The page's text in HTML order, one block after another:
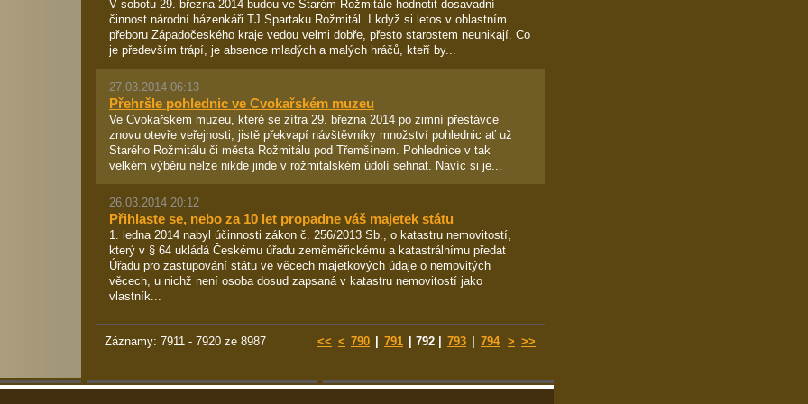
V sobotu 29. března 2014 budou ve Starém Rožmitále hodnotit dosavadní
činnost národní házenkáři TJ Spartaku Rožmitál. I když si letos v oblastním
přeboru Západočeského kraje vedou velmi dobře, přesto starostem neunikají. Co
je především trápí, je absence mladých a malých hráčů, kteří by...
27.03.2014 06:13
Přehršle pohlednic ve Cvokařském muzeu
Ve Cvokařském muzeu, které se zítra 29. března 2014 po zimní přestávce
znovu otevře veřejnosti, jistě překvapí návštěvníky množství pohlednic ať už
Starého Rožmitálu či města Rožmitálu pod Třemšínem. Pohlednice v tak
velkém výběru nelze nikde jinde v rožmitálském údolí sehnat. Navíc si je...
26.03.2014 20:12
Přihlaste se, nebo za 10 let propadne váš majetek státu
1. ledna 2014 nabyl účinnosti zákon č. 256/2013 Sb., o katastru nemovitostí,
který v § 64 ukládá Českému úřadu zeměměřickému a katastrálnímu předat
Úřadu pro zastupování státu ve věcech majetkových údaje o nemovitých
věcech, u nichž není osoba dosud zapsaná v katastru nemovitostí jako
vlastník...
Záznamy: 7911 - 7920 ze 8987 << < 790 791 792 793 794 > >>